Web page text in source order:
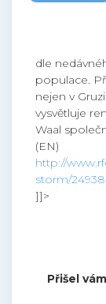
dle
populace.
nejen v
vysvětluje
Waal
(EN)
http://
storm/
]]>
Přišel